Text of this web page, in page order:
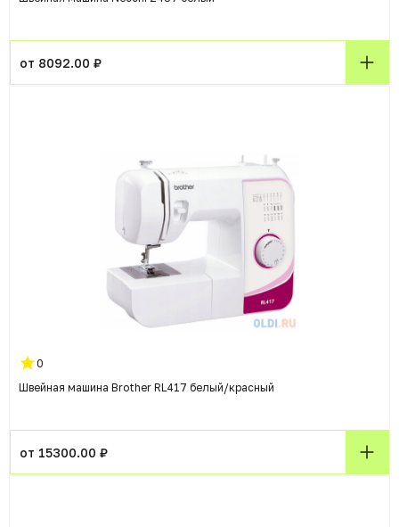
от 8092.00 ₽
0
Швейная машина Brother RL417 белый/красный
от 15300.00 ₽